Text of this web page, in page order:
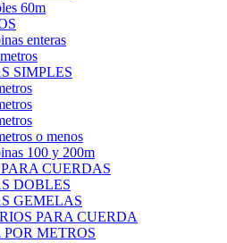
60m
enteras
SIMPLES
o menos
100 y 200m
CUERDAS
DOBLES
GEMELAS
PARA CUERDA
METROS